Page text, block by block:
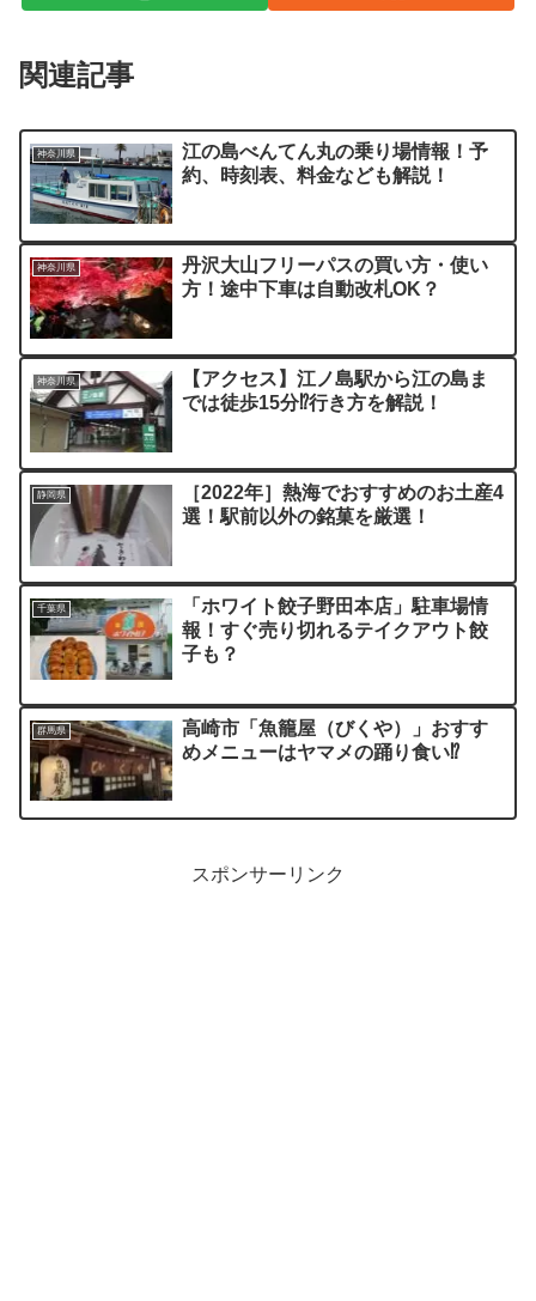
関連記事
神奈川県
江の島べんてん丸の乗り場情報！予
約、時刻表、料金なども解説！
神奈川県
丹沢大山フリーパスの買い方・使い
方！途中下車は自動改札OK？
神奈川県
【アクセス】江ノ島駅から江の島ま
では徒歩15分⁉行き方を解説！
静岡県
［2022年］熱海でおすすめのお土産4
選！駅前以外の銘菓を厳選！
千葉県
「ホワイト餃子野田本店」駐車場情
報！すぐ売り切れるテイクアウト餃
子も？
群馬県
高崎市「魚籠屋（びくや）」おすす
めメニューはヤマメの踊り食い⁉
スポンサーリンク